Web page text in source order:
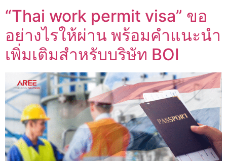
“Thai work permit visa” ขอ
อย่างไรให้ผ่าน พร้อมคำแนะนำ
เพิ่มเติมสำหรับบริษัท BOI